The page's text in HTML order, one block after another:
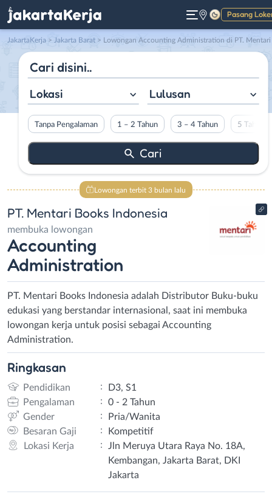
Pasang
Gelap
JakartaKerja > Jakarta Barat > Lowongan Accounting Administration di PT. Mentari Books Indonesia
Lokasi Lulusan
Tanpa Pengalaman 1 – 2 Tahun 3 – 4 Tahun 5 Tahun
Lowongan terbit 3 bulan lalu
PT. Mentari Books Indonesia
membuka lowongan
Accounting
Administration
PT. Mentari Books Indonesia adalah Distributor Buku-buku
edukasi yang berstandar internasional, saat ini membuka
lowongan kerja untuk posisi sebagai Accounting
Administration.
Ringkasan
Pendidikan :
D3, S1
Pengalaman
:
0 - 2 Tahun
Gender
:
Pria/Wanita
Besaran Gaji
:
Kompetitif
Lokasi Kerja
:
Jln Meruya Utara Raya No. 18A,
Kembangan, Jakarta Barat, DKI
Jakarta